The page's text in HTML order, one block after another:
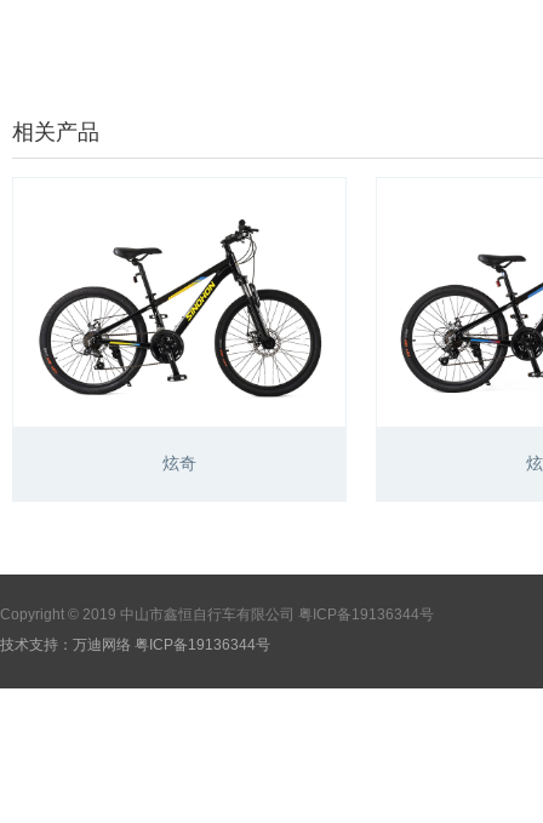
相关产品
炫奇
Copyright © 2019 中山市鑫恒自行车有限公司 粤ICP备19136344号
技术支持： 万迪网络 粤ICP备19136344号